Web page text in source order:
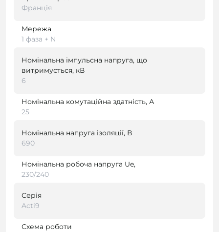
Франція
Мережа
1 фаза + N
Номінальна імпульсна напруга, що
витримується, кВ
6
Номінальна комутаційна здатність, А
25
Номінальна напруга ізоляції, В
690
Номінальна робоча напруга Ue,
230/240
Серія
Acti9
Схема роботи